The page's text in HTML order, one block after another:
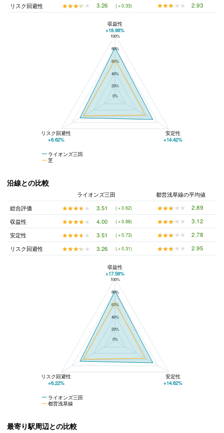
リスク回避性
★★★★★
★★★★★ 3.26 (＋0.33) ★★★★★
★★★★★ 2.93
100%
80%
60%
40%
20%
0%
ライオンズ三田
芝
収益性
+18.98%
リスク回避性
+6.62%
安定性
+14.42%
沿線との比較
ライオンズ三田
都営浅草線の平均値
総合評価
★★★★★
★★★★★ 3.51 (＋0.62) ★★★★★
★★★★★
2.89
収益性
★★★★★
★★★★★ 4.00 (＋0.88) ★★★★★
★★★★★
3.12
安定性
★★★★★
★★★★★ 3.51 (＋0.73) ★★★★★
★★★★★
2.78
リスク回避性
★★★★★
★★★★★ 3.26 (＋0.31) ★★★★★
★★★★★ 2.95
ライオンズ三田と都営浅草線の平均値の総合評価の比較
100%
80%
60%
40%
20%
0%
ライオンズ三田
都営浅草線
収益性
+17.58%
リスク回避性
+6.22%
安定性
+14.62%
最寄り駅周辺との比較